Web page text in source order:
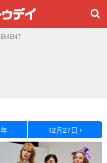
12月27日